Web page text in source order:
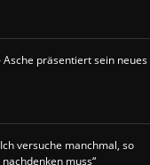
Asche präsentiert sein neues
versuche manchmal, so
muss“